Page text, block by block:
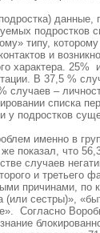
данные,
подростков
типу,
и
характера. 25%
В 37,5 %
случаев –
списка
у подростков
именно в
же показал, что
случаев
и третьего
причинами, по
(или сестры)»,
Согласно